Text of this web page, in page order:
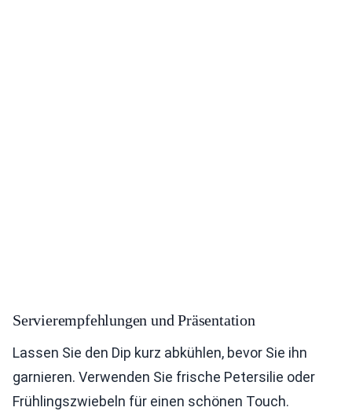
Servierempfehlungen und Präsentation
Lassen Sie den Dip kurz abkühlen, bevor Sie ihn
garnieren. Verwenden Sie frische Petersilie oder
Frühlingszwiebeln für einen schönen Touch.